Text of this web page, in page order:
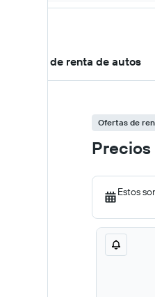
Ofertas de renta de autos
Ofertas de
Estos